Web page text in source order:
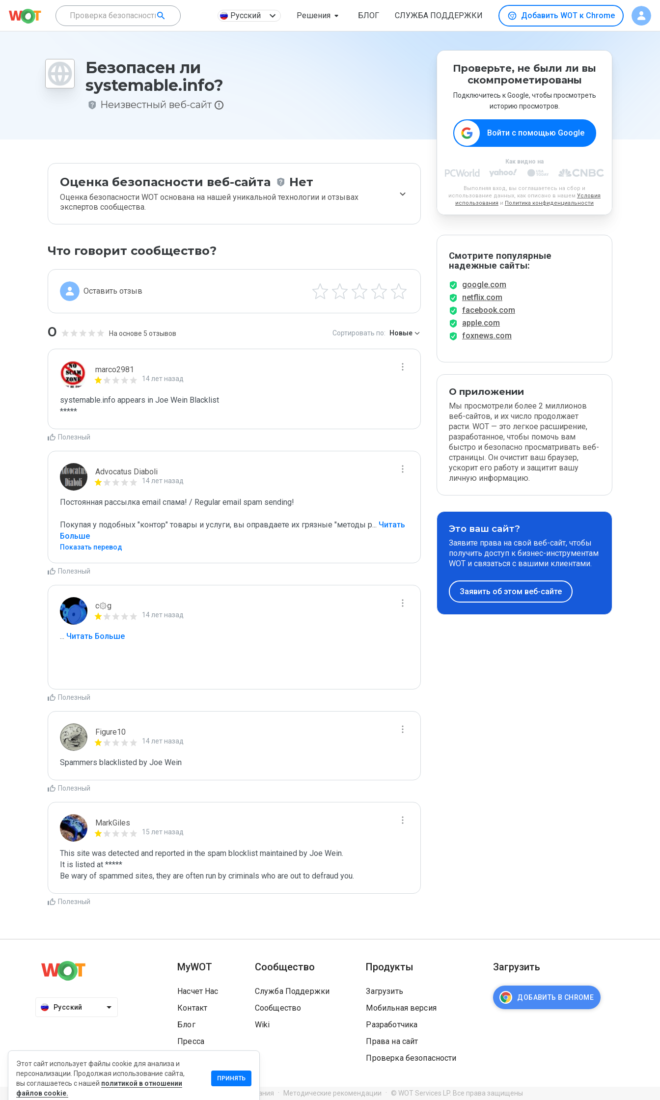
Русский Решения БЛОГ СЛУЖБА ПОДДЕРЖКИ Добавить WOT к Chrome
Безопасен ли
systemable.info?
Неизвестный веб-сайт
Оценка безопасности веб-сайта Нет
Оценка безопасности WOT основана на нашей уникальной технологии и отзывах
экспертов сообщества.
Что говорит сообщество?
Оставить отзыв
0 На основе 5 отзывов Сортировать по: Новые
marco2981
14 лет назад
systemable.info appears in Joe Wein Blacklist
*****
Полезный
Advocatus Diaboli
14 лет назад
Постоянная рассылка email спама! / Regular email spam sending!
Покупая у подобных "контор" товары и услуги, вы оправдаете их грязные "методы р... Читать
Больше
Показать перевод
Полезный
c۞g
14 лет назад
... Читать Больше
Полезный
Figure10
14 лет назад
Spammers blacklisted by Joe Wein
Полезный
MarkGiles
15 лет назад
This site was detected and reported in the spam blocklist maintained by Joe Wein.
It is listed at *****
Be wary of spammed sites, they are often run by criminals who are out to defraud you.
Полезный
Проверьте, не были ли вы
скомпрометированы
Подключитесь к Google, чтобы просмотреть
историю просмотров.
Войти с помощью Google
Как видно на
Выполняя вход, вы соглашаетесь на сбор и
использование данных, как описано в нашем Условия
использования и Политика конфиденциальности
Смотрите популярные
надежные сайты:
google.com
netflix.com
facebook.com
apple.com
foxnews.com
О приложении
Мы просмотрели более 2 миллионов
веб-сайтов, и их число продолжает
расти. WOT — это легкое расширение,
разработанное, чтобы помочь вам
быстро и безопасно просматривать веб-
страницы. Он очистит ваш браузер,
ускорит его работу и защитит вашу
личную информацию.
Это ваш сайт?
Заявите права на свой веб-сайт, чтобы
получить доступ к бизнес-инструментам
WOT и связаться с вашими клиентами.
Заявить об этом веб-сайте
Русский
MyWOT
Насчет Нас
Контакт
Блог
Пресса
Сообщество
Служба Поддержки
Сообщество
Wiki
Продукты
Загрузить
Мобильная версия
Разработчика
Права на сайт
Проверка безопасности
Загрузить
ДОБАВИТЬ В CHROME
Конфиденциальность Условия использования Методические рекомендации © WOT Services LP. Все права защищены
Этот сайт использует файлы cookie для анализа и
персонализации. Продолжая использование сайта,
вы соглашаетесь с нашей политикой в отношении
файлов cookie.
ПРИНЯТЬ